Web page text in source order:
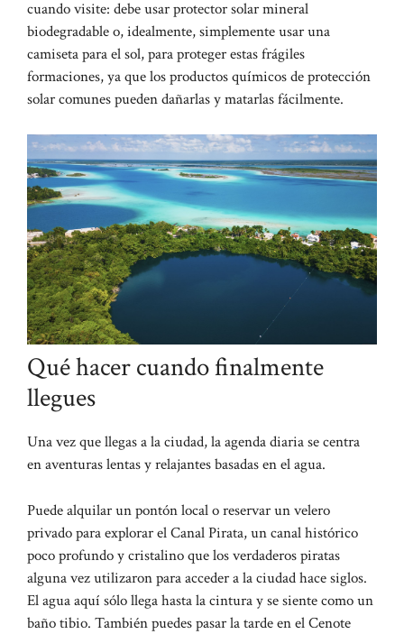
cuando visite: debe usar protector solar mineral
biodegradable o, idealmente, simplemente usar una
camiseta para el sol, para proteger estas frágiles
formaciones, ya que los productos químicos de protección
solar comunes pueden dañarlas y matarlas fácilmente.
Qué hacer cuando finalmente
llegues
Una vez que llegas a la ciudad, la agenda diaria se centra
en aventuras lentas y relajantes basadas en el agua.
Puede alquilar un pontón local o reservar un velero
privado para explorar el Canal Pirata, un canal histórico
poco profundo y cristalino que los verdaderos piratas
alguna vez utilizaron para acceder a la ciudad hace siglos.
El agua aquí sólo llega hasta la cintura y se siente como un
baño tibio. También puedes pasar la tarde en el Cenote